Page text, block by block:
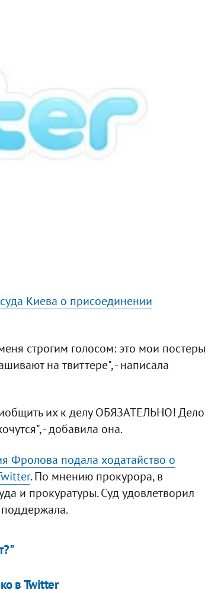
Киева о присоединении
строгим голосом: это мои постеры
на твиттере", - написала
их к делу ОБЯЗАТЕЛЬНО! Дело
- добавила она.
Фролова подала ходатайство о
. По мнению прокурора, в
и прокуратуры. Суд удовлетворил
поддержала.
в Twitter